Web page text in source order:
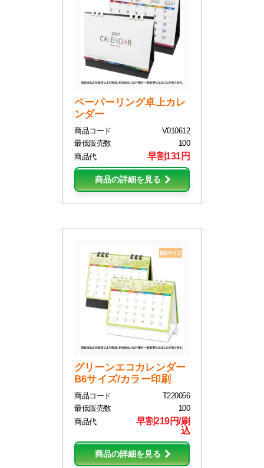
ペーパーリング卓上カレ
ンダー
商品コード
V010612
最低販売数
100
商品代
早割131円
商品の詳細を見る
グリーンエコカレンダー
B6サイズ/カラー印刷
商品コード
T220056
最低販売数
100
商品代
早割219円/刷
込
商品の詳細を見る